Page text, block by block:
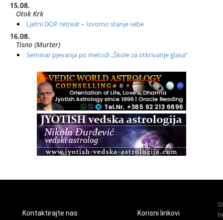
15.08.
Otok Krk
Ljetni DOP retreat – Izvorno stanje sebe
16.08.
Tisno (Murter)
Seminar pjevanja po metodi „Škole za otkrivanje glasa“
Radionica: Pomagači iz drugih dimenzija Online – otvoreno za
Zagreb+Online
Osnovni ThetaHealing® tečaj, Zagreb i Online
Access BARS®, otpusti stres
Pjesma srca / Zagreb
Kontaktirajte nas Korisni linkovi